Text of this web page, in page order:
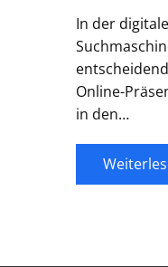
In der
Online-
in den…